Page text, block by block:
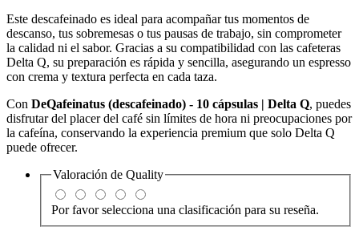
Este descafeinado es ideal para acompañar tus momentos de
descanso, tus sobremesas o tus pausas de trabajo, sin comprometer
la calidad ni el sabor. Gracias a su compatibilidad con las cafeteras
Delta Q, su preparación es rápida y sencilla, asegurando un espresso
con crema y textura perfecta en cada taza.
Con DeQafeinatus (descafeinado) - 10 cápsulas | Delta Q, puedes
disfrutar del placer del café sin límites de hora ni preocupaciones por
la cafeína, conservando la experiencia premium que solo Delta Q
puede ofrecer.
Valoración de Quality
Por favor selecciona una clasificación para su reseña.